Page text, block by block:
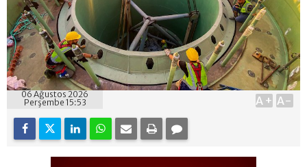
06 Ağustos 2026
Perşembe 15:53
A+ A-